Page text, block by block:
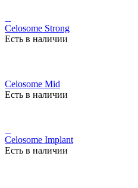
Celosome Strong
Есть в наличии
Celosome Mid
Есть в наличии
Celosome Implant
Есть в наличии